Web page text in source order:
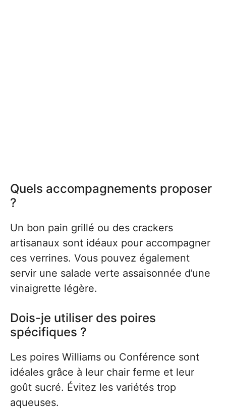
Quels accompagnements proposer
?
Un bon pain grillé ou des crackers
artisanaux sont idéaux pour accompagner
ces verrines. Vous pouvez également
servir une salade verte assaisonnée d’une
vinaigrette légère.
Dois-je utiliser des poires
spécifiques ?
Les poires Williams ou Conférence sont
idéales grâce à leur chair ferme et leur
goût sucré. Évitez les variétés trop
aqueuses.